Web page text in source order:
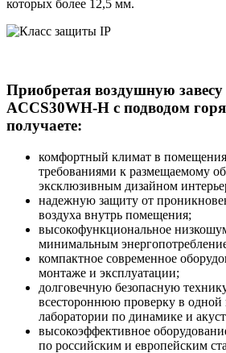
которых более 12,5 мм.
Приобретая воздушную
ACCS30WH-H с подводом
получаете:
комфортный климат в
требованиями к размещаемому
эксклюзивным дизайном
надежную защиту от
воздуха внутрь помещения;
высокофункциональное
минимальным
компактное современное
монтаже и эксплуатации;
долговечную безопасную
всестороннюю проверку в
лаборатории по динамике и
высокоэффективное
по российским и европейским